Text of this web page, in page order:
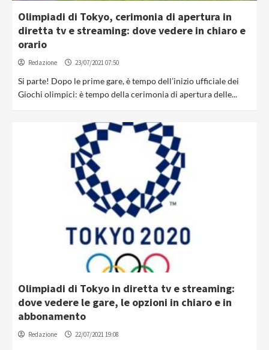
Olimpiadi di Tokyo, cerimonia di apertura in
diretta tv e streaming: dove vedere in chiaro e
orario
Redazione 23/07/2021 07:50
Si parte! Dopo le prime gare, è tempo dell’inizio ufficiale dei
Giochi olimpici: è tempo della cerimonia di apertura delle...
Olimpiadi di Tokyo in diretta tv e streaming:
dove vedere le gare, le opzioni in chiaro e in
abbonamento
Redazione 22/07/2021 19:08